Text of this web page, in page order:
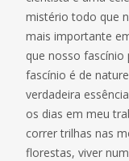
mistério todo que
mais importante
que nosso fascínio
fascínio é de
verdadeira
os dias em meu
correr trilhas nas
florestas, viver